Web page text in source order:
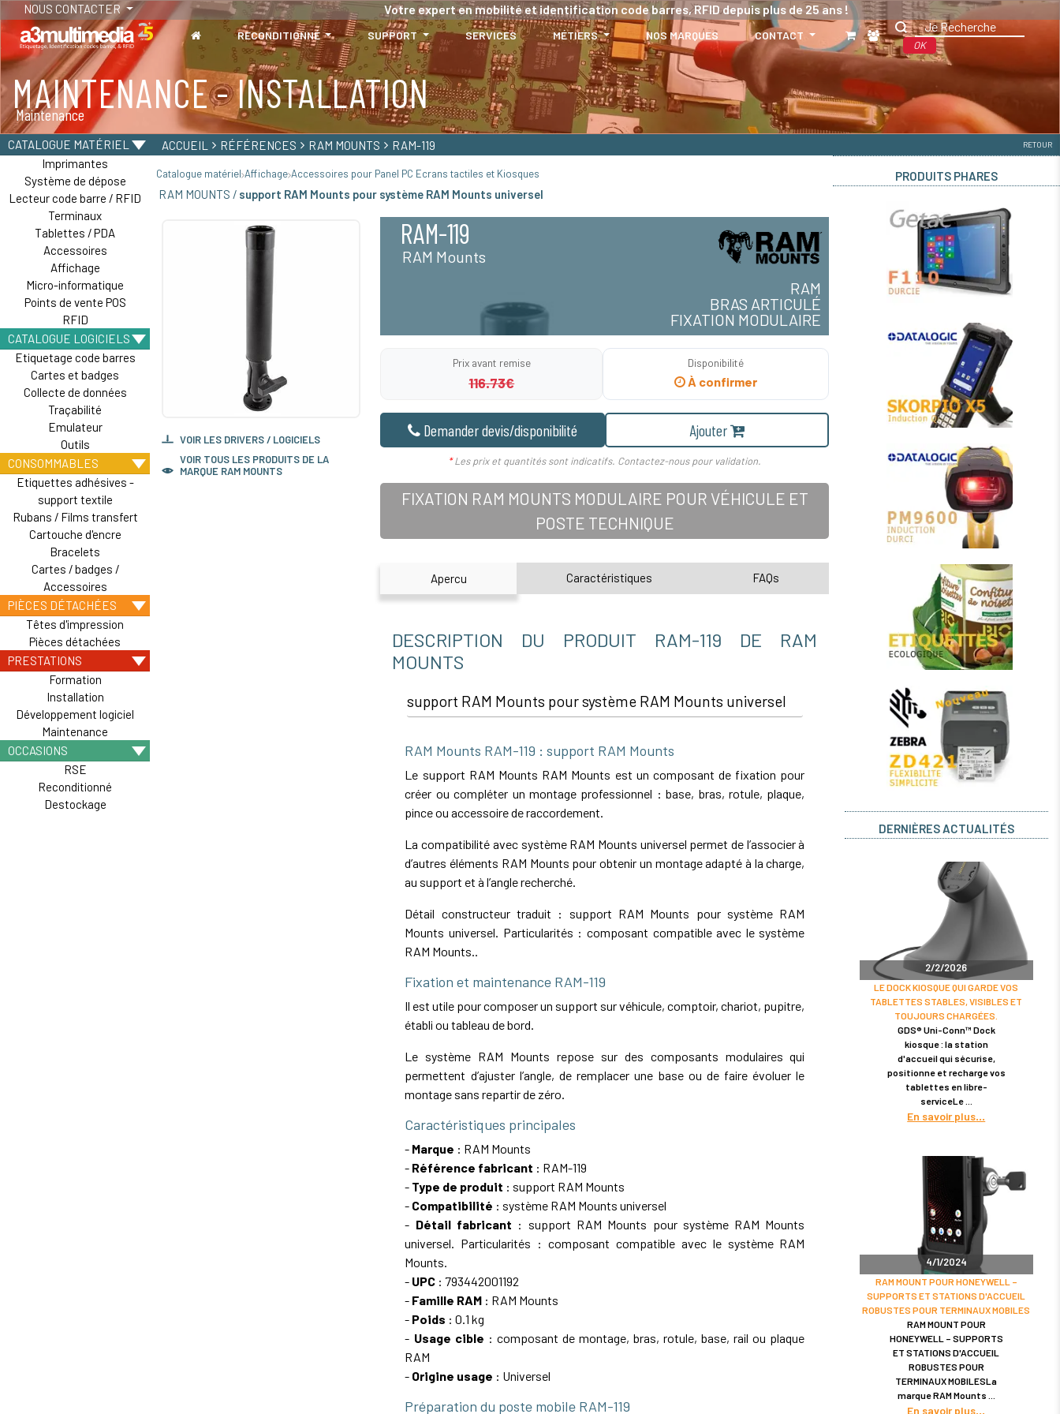
NOUS CONTACTER Votre expert en mobilité et identification code barres, RFID depuis plus de 25 ans !
RECONDITIONNÉ SUPPORT SERVICES MÉTIERS NOS MARQUES CONTACT
OK
MAINTENANCE - INSTALLATION
Maintenance
TABLETTES
Tablettes durcies - Étanches - Résistantes
CATALOGUE MATÉRIEL
Imprimantes
Système de dépose
Lecteur code barre / RFID
Terminaux
Tablettes / PDA
Accessoires
Affichage
Micro-informatique
Points de vente POS
RFID
CATALOGUE LOGICIELS
Etiquetage code barres
Cartes et badges
Collecte de données
Traçabilité
Emulateur
Outils
CONSOMMABLES
Etiquettes adhésives -
support textile
Rubans / Films transfert
Cartouche d'encre
Bracelets
Cartes / badges /
Accessoires
PIÈCES DÉTACHÉES
Têtes d'impression
Pièces détachées
PRESTATIONS
Formation
Installation
Développement logiciel
Maintenance
OCCASIONS
RSE
Reconditionné
Destockage
ACCUEIL RÉFÉRENCES RAM MOUNTS RAM-119 RETOUR
Catalogue matériel Affichage Accessoires pour Panel PC Ecrans tactiles et Kiosques
RAM MOUNTS / support RAM Mounts pour système RAM Mounts universel
VOIR LES DRIVERS / LOGICIELS
VOIR TOUS LES PRODUITS DE LA
MARQUE RAM MOUNTS
RAM-119
RAM Mounts
RAM
BRAS ARTICULÉ
FIXATION MODULAIRE
Prix avant remise
116.73€
Disponibilité
À confirmer
Demander devis/disponibilité Ajouter
*Les prix et quantités sont indicatifs. Contactez-nous pour validation.
FIXATION RAM MOUNTS MODULAIRE POUR VÉHICULE ET
POSTE TECHNIQUE
Apercu Caractéristiques FAQs
DESCRIPTION DU PRODUIT RAM-119 DE RAM
MOUNTS
support RAM Mounts pour système RAM Mounts universel
RAM Mounts RAM-119 : support RAM Mounts
Le support RAM Mounts RAM Mounts est un composant de fixation pour
créer ou compléter un montage professionnel : base, bras, rotule, plaque,
pince ou accessoire de raccordement.
La compatibilité avec système RAM Mounts universel permet de l’associer à
d’autres éléments RAM Mounts pour obtenir un montage adapté à la charge,
au support et à l’angle recherché.
Détail constructeur traduit : support RAM Mounts pour système RAM
Mounts universel. Particularités : composant compatible avec le système
RAM Mounts..
Fixation et maintenance RAM-119
Il est utile pour composer un support sur véhicule, comptoir, chariot, pupitre,
établi ou tableau de bord.
Le système RAM Mounts repose sur des composants modulaires qui
permettent d’ajuster l’angle, de remplacer une base ou de faire évoluer le
montage sans repartir de zéro.
Caractéristiques principales
- Marque : RAM Mounts
- Référence fabricant : RAM-119
- Type de produit : support RAM Mounts
- Compatibilité : système RAM Mounts universel
- Détail fabricant : support RAM Mounts pour système RAM Mounts
universel. Particularités : composant compatible avec le système RAM
Mounts.
- UPC : 793442001192
- Famille RAM : RAM Mounts
- Poids : 0.1 kg
- Usage cible : composant de montage, bras, rotule, base, rail ou plaque
RAM
- Origine usage : Universel
Préparation du poste mobile RAM-119
PRODUITS PHARES
DERNIÈRES ACTUALITÉS
2/2/2026
LE DOCK KIOSQUE QUI GARDE VOS
TABLETTES STABLES, VISIBLES ET
TOUJOURS CHARGÉES.
GDS® Uni-Conn™ Dock
kiosque : la station
d'accueil qui sécurise,
positionne et recharge vos
tablettes en libre-
serviceLe
En savoir plus
4/1/2024
RAM MOUNT POUR HONEYWELL –
SUPPORTS ET STATIONS D'ACCUEIL
ROBUSTES POUR TERMINAUX MOBILES
RAM MOUNT POUR
HONEYWELL – SUPPORTS
ET STATIONS D'ACCUEIL
ROBUSTES POUR
TERMINAUX MOBILESLa
marque RAM Mounts
En savoir plus